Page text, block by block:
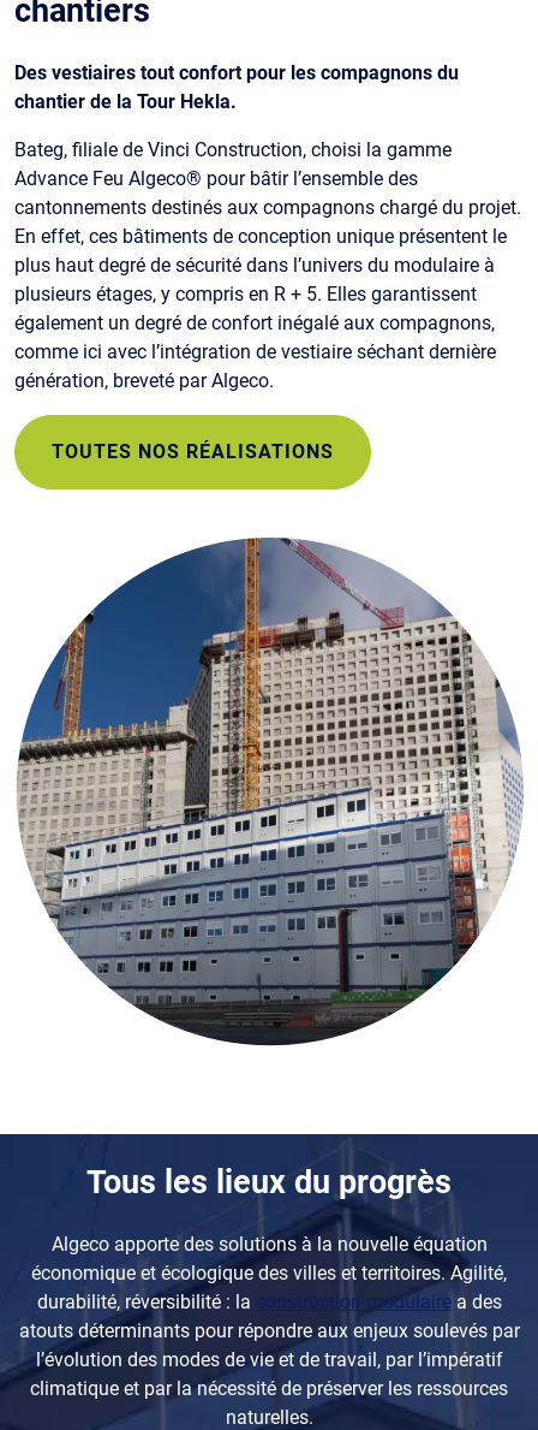
chantiers
Des vestiaires tout confort pour les compagnons du
chantier de la Tour Hekla.
Bateg, filiale de Vinci Construction, choisi la gamme
Advance Feu Algeco® pour bâtir l’ensemble des
cantonnements destinés aux compagnons chargé du projet.
En effet, ces bâtiments de conception unique présentent le
plus haut degré de sécurité dans l’univers du modulaire à
plusieurs étages, y compris en R + 5. Elles garantissent
également un degré de confort inégalé aux compagnons,
comme ici avec l’intégration de vestiaire séchant dernière
génération, breveté par Algeco.
TOUTES NOS RÉALISATIONS
Tous les lieux du progrès
Algeco apporte des solutions à la nouvelle équation
économique et écologique des villes et territoires. Agilité,
durabilité, réversibilité : la construction modulairea des
atouts déterminants pour répondre aux enjeux soulevés par
l’évolution des modes de vie et de travail, par l’impératif
climatique et par la nécessité de préserver les ressources
naturelles.